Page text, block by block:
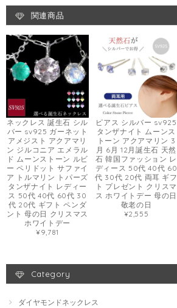
関連商品
ネックレス 誕生石 シル
バー sv925 ガーネット
アメジスト アクアマリ
ン ジルコニア エメラル
ド ムーンストーン ルビ
ー ペリドット サファイ
ア トルマリン トパーズ
タンザナイト レディー
ス 50代 40代 60代 30
代 20代 ギフト ペンダ
ント 母の日 クリスマス
ホワイトデー
¥9,781
ピアス シルバー sv925
タンザナイト ムーンス
トーン アクアマリン 3
月 6月 12月誕生石 天然
石 韓国ファッション レ
ディース 50代 40代 60
代 30代 20代 両耳 ギフ
ト プレゼント クリスマ
ス ホワイトデー 母の日
敬老の日
¥2,555
Category
ダイヤモンドネックレス